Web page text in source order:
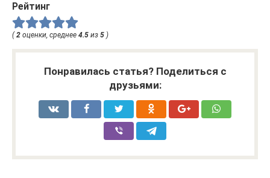
Рейтинг
( 2 оценки, среднее 4.5 из 5 )
Понравилась статья? Поделиться с
друзьями: